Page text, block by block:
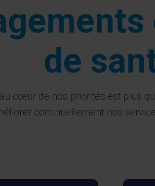
de
cœur de nos priorités est plus
continuellement nos
offrons un accueil